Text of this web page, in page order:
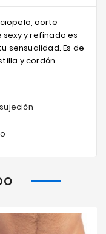
corte
y refinado es
sensualidad. Es de
y cordón.